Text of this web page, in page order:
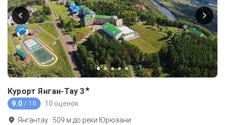
Курорт Янган-Тау 3★
9.0 / 10 10 оценок
Янгантау · 509 м до реки Юрюзани